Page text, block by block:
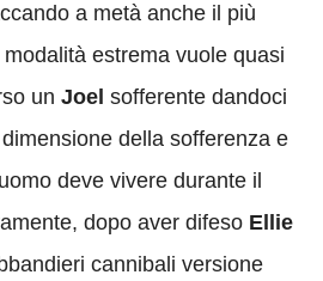
a metà anche il più
estrema vuole quasi
un Joel sofferente dandoci
della sofferenza e
deve vivere durante il
dopo aver difeso Ellie
cannibali versione